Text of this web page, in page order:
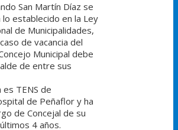
San Martín Díaz se
establecido en la Ley
de Municipalidades,
de vacancia del
Municipal debe
de entre sus
es TENS de
de Peñaflor y ha
de Concejal de su
4 años.